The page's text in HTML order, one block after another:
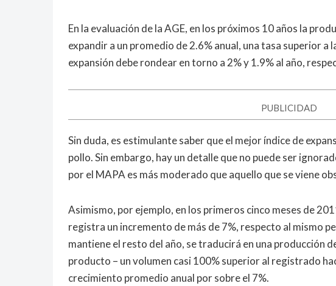
En la evaluación de la AGE, en los próximos 10 años la
expandir a un promedio de 2.6% anual, una tasa superior a
expansión debe rondear en torno a 2% y 1.9% al año,
PUBLICIDAD
Sin duda, es estimulante saber que el mejor índice de
pollo. Sin embargo, hay un detalle que no puede ser
por el MAPA es más moderado que aquello que se viene
Asimismo, por ejemplo, en los primeros cinco meses de
registra un incremento de más de 7%, respecto al mismo
mantiene el resto del año, se traducirá en una producción
producto – un volumen casi 100% superior al registrado
crecimiento promedio anual por sobre el 7%.